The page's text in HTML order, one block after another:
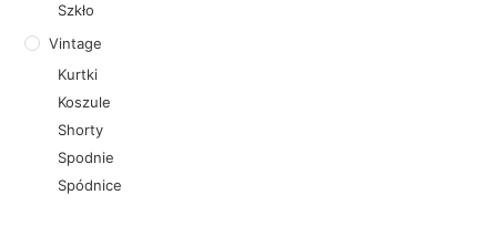
Szkło
Vintage
Kurtki
Koszule
Shorty
Spodnie
Spódnice